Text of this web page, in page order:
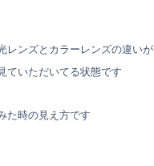
レンズとカラーレンズの違いが
いただいてる状態です
た時の見え方です